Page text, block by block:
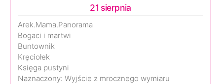
21 sierpnia
Arek.Mama.Panorama
Bogaci i martwi
Buntownik
Kręciołek
Księga pustyni
Naznaczony: Wyjście z mrocznego wymiaru